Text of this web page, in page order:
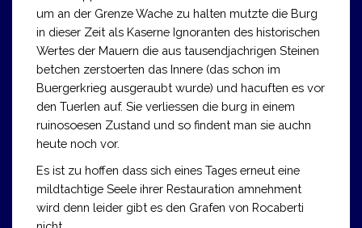
um an der Grenze Wache zu halten mutzte die Burg
in dieser Zeit als Kaserne Ignoranten des historischen
Wertes der Mauern die aus tausendjachrigen Steinen
betchen zerstoerten das Innere (das schon im
Buergerkrieg ausgeraubt wurde) und hacuften es vor
den Tuerlen auf. Sie verliessen die burg in einem
ruinosoesen Zustand und so findent man sie auchn
heute noch vor.
Es ist zu hoffen dass sich eines Tages erneut eine
mildtachtige Seele ihrer Restauration amnehment
wird denn leider gibt es den Grafen von Rocaberti